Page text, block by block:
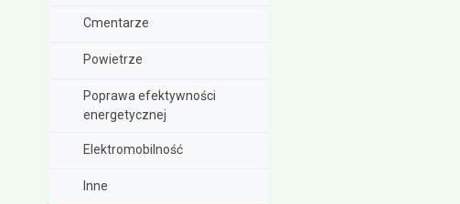
Cmentarze
Powietrze
Poprawa efektywności
energetycznej
Elektromobilność
Inne